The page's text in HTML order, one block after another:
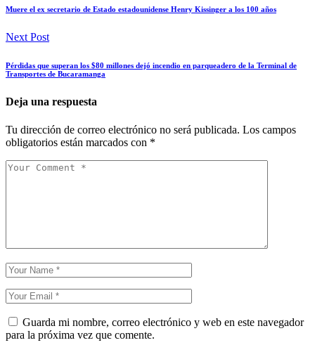
Muere el ex secretario de Estado estadounidense Henry Kissinger a los 100 años
Next Post
Pérdidas que superan los $80 millones dejó incendio en parqueadero de la Terminal de
Transportes de Bucaramanga
Deja una respuesta
Tu dirección de correo electrónico no será publicada. Los campos
obligatorios están marcados con *
Guarda mi nombre, correo electrónico y web en este navegador
para la próxima vez que comente.